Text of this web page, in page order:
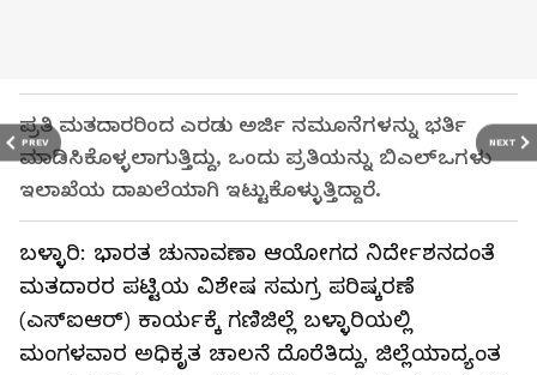
PREV NEXT
ಪ್ರತಿ ಮತದಾರರಿಂದ ಎರಡು ಅರ್ಜಿ ನಮೂನೆಗಳನ್ನು ಭರ್ತಿ
ಮಾಡಿಸಿಕೊಳ್ಳಲಾಗುತ್ತಿದ್ದು, ಒಂದು ಪ್ರತಿಯನ್ನು ಬಿಎಲ್‌ಒಗಳು
ಇಲಾಖೆಯ ದಾಖಲೆಯಾಗಿ ಇಟ್ಟುಕೊಳ್ಳುತ್ತಿದ್ದಾರೆ.
ಬಳ್ಳಾರಿ: ಭಾರತ ಚುನಾವಣಾ ಆಯೋಗದ ನಿರ್ದೇಶನದಂತೆ
ಮತದಾರರ ಪಟ್ಟಿಯ ವಿಶೇಷ ಸಮಗ್ರ ಪರಿಷ್ಕರಣೆ
(ಎಸ್‌ಐಆರ್‌) ಕಾರ್ಯಕ್ಕೆ ಗಣಿಜಿಲ್ಲೆ ಬಳ್ಳಾರಿಯಲ್ಲಿ
ಮಂಗಳವಾರ ಅಧಿಕೃತ ಚಾಲನೆ ದೊರೆತಿದ್ದು, ಜಿಲ್ಲೆಯಾದ್ಯಂತ